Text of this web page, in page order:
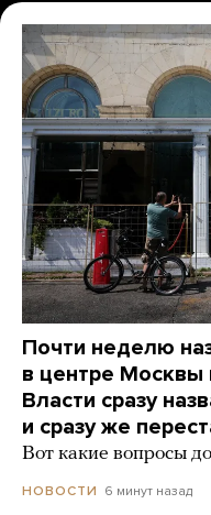
Почти неделю
в центре Москвы
Власти сразу
и сразу же
Вот какие вопросы
НОВОСТИ 6 минут назад